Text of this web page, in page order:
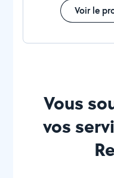
Voir le
Vous
vos